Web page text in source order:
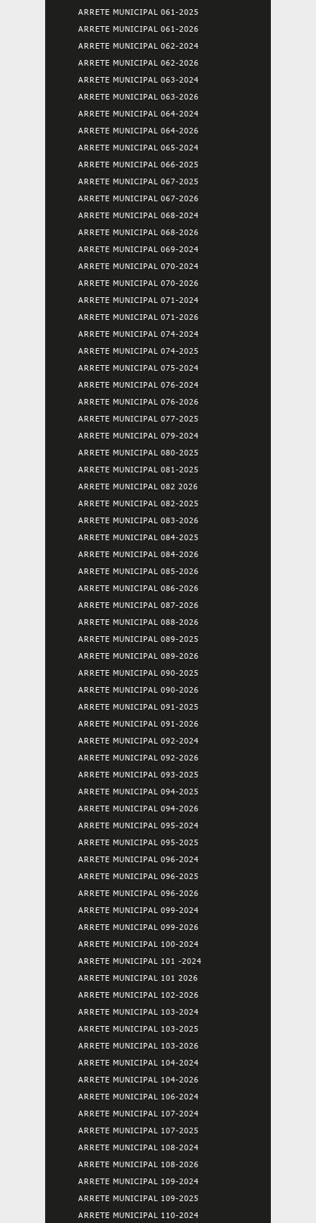
ARRETE MUNICIPAL 061-2025
ARRETE MUNICIPAL 061-2026
ARRETE MUNICIPAL 062-2024
ARRETE MUNICIPAL 062-2026
ARRETE MUNICIPAL 063-2024
ARRETE MUNICIPAL 063-2026
ARRETE MUNICIPAL 064-2024
ARRETE MUNICIPAL 064-2026
ARRETE MUNICIPAL 065-2024
ARRETE MUNICIPAL 066-2025
ARRETE MUNICIPAL 067-2025
ARRETE MUNICIPAL 067-2026
ARRETE MUNICIPAL 068-2024
ARRETE MUNICIPAL 068-2026
ARRETE MUNICIPAL 069-2024
ARRETE MUNICIPAL 070-2024
ARRETE MUNICIPAL 070-2026
ARRETE MUNICIPAL 071-2024
ARRETE MUNICIPAL 071-2026
ARRETE MUNICIPAL 074-2024
ARRETE MUNICIPAL 074-2025
ARRETE MUNICIPAL 075-2024
ARRETE MUNICIPAL 076-2024
ARRETE MUNICIPAL 076-2026
ARRETE MUNICIPAL 077-2025
ARRETE MUNICIPAL 079-2024
ARRETE MUNICIPAL 080-2025
ARRETE MUNICIPAL 081-2025
ARRETE MUNICIPAL 082 2026
ARRETE MUNICIPAL 082-2025
ARRETE MUNICIPAL 083-2026
ARRETE MUNICIPAL 084-2025
ARRETE MUNICIPAL 084-2026
ARRETE MUNICIPAL 085-2026
ARRETE MUNICIPAL 086-2026
ARRETE MUNICIPAL 087-2026
ARRETE MUNICIPAL 088-2026
ARRETE MUNICIPAL 089-2025
ARRETE MUNICIPAL 089-2026
ARRETE MUNICIPAL 090-2025
ARRETE MUNICIPAL 090-2026
ARRETE MUNICIPAL 091-2025
ARRETE MUNICIPAL 091-2026
ARRETE MUNICIPAL 092-2024
ARRETE MUNICIPAL 092-2026
ARRETE MUNICIPAL 093-2025
ARRETE MUNICIPAL 094-2025
ARRETE MUNICIPAL 094-2026
ARRETE MUNICIPAL 095-2024
ARRETE MUNICIPAL 095-2025
ARRETE MUNICIPAL 096-2024
ARRETE MUNICIPAL 096-2025
ARRETE MUNICIPAL 096-2026
ARRETE MUNICIPAL 099-2024
ARRETE MUNICIPAL 099-2026
ARRETE MUNICIPAL 100-2024
ARRETE MUNICIPAL 101 -2024
ARRETE MUNICIPAL 101 2026
ARRETE MUNICIPAL 102-2026
ARRETE MUNICIPAL 103-2024
ARRETE MUNICIPAL 103-2025
ARRETE MUNICIPAL 103-2026
ARRETE MUNICIPAL 104-2024
ARRETE MUNICIPAL 104-2026
ARRETE MUNICIPAL 106-2024
ARRETE MUNICIPAL 107-2024
ARRETE MUNICIPAL 107-2025
ARRETE MUNICIPAL 108-2024
ARRETE MUNICIPAL 108-2026
ARRETE MUNICIPAL 109-2024
ARRETE MUNICIPAL 109-2025
ARRETE MUNICIPAL 110-2024